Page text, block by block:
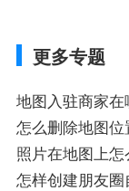
更多专题
地图入驻商家
怎么删除地图
照片在地图上怎
怎样创建朋友圈